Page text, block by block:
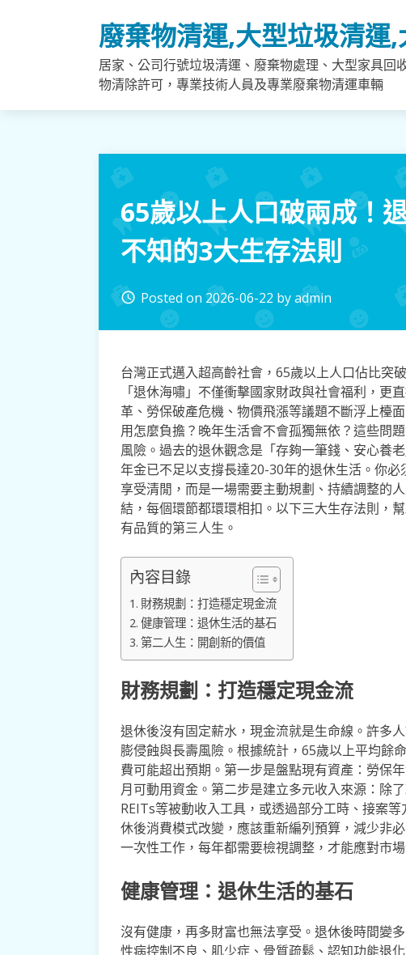
廢棄物清運,大型垃圾清運
居家、公司行號垃圾清運、廢棄物處理、大型家具
物清除許可，專業技術人員及專業廢棄物清運車輛
65歲以上人口破兩成！
不知的3大生存法則
access_time Posted on2026-06-22 byadmin
台灣正式邁入超高齡社會，65歲以上人口佔比突
「退休海嘯」不僅衝擊國家財政與社會福利，更
革、勞保破產危機、物價飛漲等議題不斷浮上檯
用怎麼負擔？晚年生活會不會孤獨無依？這些問
風險。過去的退休觀念是「存夠一筆錢、安心養
年金已不足以支撐長達20-30年的退休生活。你
享受清閒，而是一場需要主動規劃、持續調整的
結，每個環節都環環相扣。以下三大生存法則，
有品質的第三人生。
內容目錄
財務規劃：打造穩定現金流
健康管理：退休生活的基石
第二人生：開創新的價值
財務規劃：打造穩定現金流
退休後沒有固定薪水，現金流就是生命線。許多
膨侵蝕與長壽風險。根據統計，65歲以上平均餘
費可能超出預期。第一步是盤點現有資產：勞保
月可動用資金。第二步是建立多元收入來源：除
REITs等被動收入工具，或透過部分工時、接案
休後消費模式改變，應該重新編列預算，減少非
一次性工作，每年都需要檢視調整，才能應對市
健康管理：退休生活的基石
沒有健康，再多財富也無法享受。退休後時間變
性病控制不良、肌少症、骨質疏鬆、認知功能退